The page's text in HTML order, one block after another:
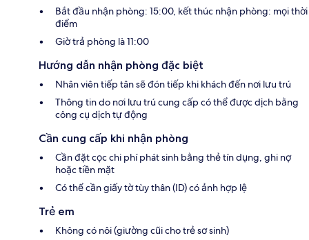
Bắt đầu nhận phòng: 15:00, kết thúc nhận phòng: mọi thời
điểm
Giờ trả phòng là 11:00
Hướng dẫn nhận phòng đặc biệt
Nhân viên tiếp tân sẽ đón tiếp khi khách đến nơi lưu trú
Thông tin do nơi lưu trú cung cấp có thể được dịch bằng
công cụ dịch tự động
Cần cung cấp khi nhận phòng
Cần đặt cọc chi phí phát sinh bằng thẻ tín dụng, ghi nợ
hoặc tiền mặt
Có thể cần giấy tờ tùy thân (ID) có ảnh hợp lệ
Trẻ em
Không có nôi (giường cũi cho trẻ sơ sinh)